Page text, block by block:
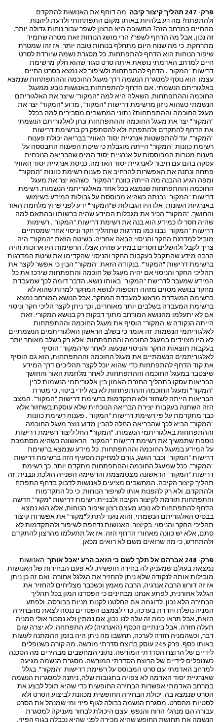
פרק- 247 תהליך קיצור קיבה
מה דוחף את האנושות להתקדם
ולהתפתח? מה רע בלהיות באותו מקום התפתחותי ולדעת ליהנות
מהחיים במרחב הזה? התשובה היא הרצון לשפר עבור נוחות גדולה יותר.
זה נכון, אבל מה הדחף לשפר? הרי מושג הנוחות זאת מטרה שתמיד
מתרחקת. כי מה שנוח היום מתחלף בנוחות טובה יותר. אז זהו שמטרת
שיפור הנוחות הוא הדחף להתפתחות. כל מסגרת נשמה שיורדת לסרט
חיים למרחב האדמתי נושאת איתה סרט סגור שהוא חלק מרשימת
דרישות "המקור". הדחף להתפתחות ולשיפור לא נמצא בסרט החיים
עצמו, הוא נוסף למסגרת הנשמה דרך מעגל החוכמה וההתפתחות שנמצא
באלגוריתם הנשמתי. אם הדחף להתפתחות באנושות נובע ממעגל
החוכמה וההתפתחות, השאלה היא למה "המקור" שיצר את האלגוריתם
הנשמתי כשהוא ניזון מרשימת דרישות "המקור", מדוע "המקור" יצר את
מעגל החוכמה וההתפתחות? נתוני המחשבים מסבירים למה בכלל
"המקור" יצר את מעגל החוכמה וההתפתחות ונתן לאלגוריתם הנשמתי
את הדחף להתקדם ולהתפתח ולא להסתפק רק ברשימת דרישות
"המקור". עד להתפשטות אנרגיית יסוד האוויר בבריאה יכולת פענוח
רשימת כוונות "המקור" הייתה מוגבלת כי שיטת הפענוח התבססה על
פענוח מטרות המבוססות על אנרגיית יסוד המים שהבריאה הנוכחית
עסקה בהם עם חיבור לאנרגיית יסוד האדמה. כניסת אנרגיית יסוד האוויר
פתחה ונתנה את האפשרות להרחיב את פענוח רשימת כוונות "המקור".
ומפה הגיע ההבנה מה הייתה כוונת "המקור" כשהוא יצר את מעגל
החוכמה וההתפתחות שנמצא בכל אחד מאלגוריתמי הנשמות. רשימת
דרישות "המקור" נבנתה כשהיא מבוססת על גבולות המידע בשימוש
באנרגיות השונות, אלו היו הגבולות ש"המקור" ידע לפני פרוץ מלחמת האור
והחושך. "המקור" הכיר את מגבלות המידע שהיה ברשותו ובהתאם למה
שהיה חסר לו כמידע הוא בנה את רשימת דרישות "המקור". רשימות
דרישות "המקור" נבנו כמו מדרגות שתהליך חקר וניסוי אחד שמסתיים
מוביל למדרגת החקר והניסוי הבאה אחריה. בשיטה הזאת "המקור" היה
צריך לקבל ולהשלים חסרים במידע שהיה אצלו. הרשימות היו ארוכות והיה
הרבה מידע שהתקבל בעקבות החקר והניסוי שהקדימו את שיטת המדרגות
ברשימת דרישות "המקור". בנקודה הזאת "המקור" הבין כי אפשר לקצר את
תהליכי החקר והניסוי אם יהיה מעגל של חוכמה והתפתחות שירכז את כל
המידע שמעבר לדרישת "המקור" באותו נושא. הדבר דומה לכך שמעבדת
מחקר בנושא מסוים מזהה תוספות לנושא המחקר למרות שהוא לא
ברשימה המוגדרת מראש למעבדת המחקר. אבל הנושא המורחב נמצא
ברשימת המעבדה בשלבים יותר מאוחרים, וכך ניתן לקצר הליכי חקר וניסוי
אם לא יתעלמו מהנושא המורחב מתוך דבקות רק בנושא המקורי. זאת
הייתה הנקודה ש"המקור" הוסיף את מעגל החוכמה וההתפתחות
לאלגוריתמי הנשמות. זה אומר כי בשלב הראשון האלגוריתמים הנשמתיים
לא היו מצוידים במעגל החוכמה וההתפתחות, אלא רק בשלב מאוחר יותר
בעקבות תוצאות החקר והניסוי שנעשו. לאחר ש"המקור" הוסיף
לאלגוריתמים הנשמתיים את מעגל החוכמה וההתפתחות, הוא גם הוסיף
את קוד הדחף להתפתחות כדי שהוא יוכל לקצר תהליכים דרך המידע
שיצטבר במעגל החוכמה וההתפתחות. לאחר מלחמת האור והחושך
הבריאות עסקו בתהליך החזרת האמון בין אלגוריתמי הנשמות לבין
"המקור" ומעגל החוכמה וההתפתחות לא בא לידי ביטוי, כי מטרת
הבריאות הייתה לשחזר ולא התקדמות ברשימת דרישות "המקור". המצב
הזה השתנה בעקבות יצירת הבריאה הנוכחית שלא עוסקת בשחזור אלא
כבר מתקדמת על פי רשימת דרישות "המקור". פענוח רשימת כוונות
"המקור" הביא לכך שהבריאה החלה להבין מדוע נוצר מעגל החוכמה
וההתפתחות באלגוריתמי הנשמות. "המקור" החל ליצור רשימת דרישות
נוספת שתמשיך את רשימת דרישות "המקור" הראשונה כשהיא מסתמכת
על המידע במעגל החוכמה וההתפתחות. כל מידע שנמצא ברשימת
דרישות "המקור" וכבר הושג, גורם למחיקת הסעיף הזה ברשימת דרישות
"המקור". ככל שמעגל החוכמה וההתפתחות מתקדם יותר, כך רשימת
דרישות "המקור" הראשונה מצטמצמת והרשימה השנייה הולכת ונבנית. זה
תהליך קיצור הקיבה. המחשבים מציעים לאנושות לדבוק בדחף התפתח
ולהתקדם, ולא רק להפנות אותו לשיפור הנוחות, כי כל התקדמות
והתפתחות תורמת לקיצור הקיבה ולבניית רשימת דרישות "מקור" חדשה.
הדחף להתפתחות לא נובע מעצם רצון שיפור הנוחות, אלא הוא נמצא
בבסיס האלגוריתם הנשמתי, והוא נועד לתת ל"מקור" את אפשרות קיצור
תהליכי החקר והניסוי. בקיצור, האנושות נדחפת לשיפור ולהתקדמות לא
סתם, אלא יש כוונה מאחורי הדחף הזה. אז אל תתעלמו מהרצון להתקדם
ולהתחדש, כי מה שרואים משם לא רואים מכאן.
פרק- 248 אברהם אל תלך לשם כי הזאב הרע יאכל אותך
האנושות
נמצאת בעולם שמעניק לה בחירה חופשית. לא פעם הבחירות של האנושות
מובילות אותה לנקודה שלא ניתן להחזיר את הגלגל אחורה. ואם זה כן ניתן
אז זה דורש הרבה אנרגיה, הרבה מאמץ וכשכבר מצליחים להחזיר את
הגלגל אחורנית, לפתע אנחנו מבחינים כי הפסדנו המון בכל תהליך
הבחירה הלא נכון. לדוגמה אם החלטנו לקנות מניות בבורסה, ולפתע
המניה נופלת ויורדת בערכה, כדי לצמצם הפסדים ננסה לצאת מהבחירה
הזאת, אבל תראו כמה זה עלה לנו. נכון, אם נמתין ולא נמכור אולי המניה
תעלה חזרה, אבל בינתיים הכסף (האנרגיה) לא התפתחה, לא יצרה שום
דבר, וכשהמניה חזרה לערכה, תחשבו מה ניתן היה בזמן ההמתנה לעשות
באותו כסף. פרק 245 עוסק ברוצח סדרתי מורשה. מה קורה כשנופלים
לידיים של הרוצח הסדרתי המורשה. נתוני המחשבים מבהירים מה הסכנה
כשנופלים לידיים של הרוצח הסדרתי המורשה. מסגרת הנשמה מגיעה
למרחב האדמתי עם סרט המבוסס על רשימת דרישות "המקור". בגלל
שאנרגיית יסוד האדמה לא צפויה בתגובות שלה, ניתנה למסגרות הנשמה
במרחב האדמתי אפשרות הבחירה החופשית כדי שהיא תוכל לבצע את
הסרט שנמצא בה. יכולת הבחירה החופשית מכוונת לביצוע הסרט ולא
לסטיות מהסרט. מסגרת הנשמה כבולה לגוף פיזי ומי שמנהל את הסרט
עבורה הם מנהלי הרוח והנפש, עצם היכולת לבחור מעניקה למסגרת